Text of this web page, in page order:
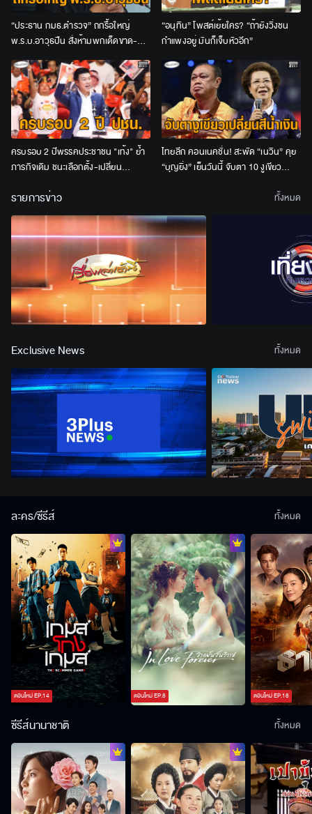
“ประธาน กมธ.ตำรวจ” ถกรื้อใหญ่
พ.ร.บ.อาวุธปืน สั่งห้ามพกเด็ดขาด-
เจ้าของปืนต้องร่วมรับโทษด้วย
“อนุทิน” โพสต์เย้ยใคร? “ถ้ายังวิ่งชน
กำแพงอยู่ มันก็เจ็บหัวอีก”
ครบรอบ 2 ปีพรรคประชาชน "เท้ง" ย้ำ
ภารกิจเดิม ชนะเลือกตั้ง-เปลี่ยน
ไทยลีก คอนเนคชั่น! สะพัด “เนวิน” คุย
“บุญยิ่ง” เย็นวันนี้ จับตา 10 งูเขียว
รายการข่าว ทั้งหมด
Exclusive News ทั้งหมด
ละคร/ซีรีส์
ตอนใหม่EP.14 ตอนใหม่EP.8 ตอนใหม่EP.18
ทั้งหมด
ซีรีส์นานาชาติ ทั้งหมด